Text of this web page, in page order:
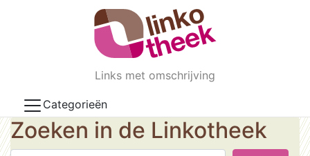
Skip to main content
Links met omschrijving
Categorieën
Zoeken in de Linkotheek